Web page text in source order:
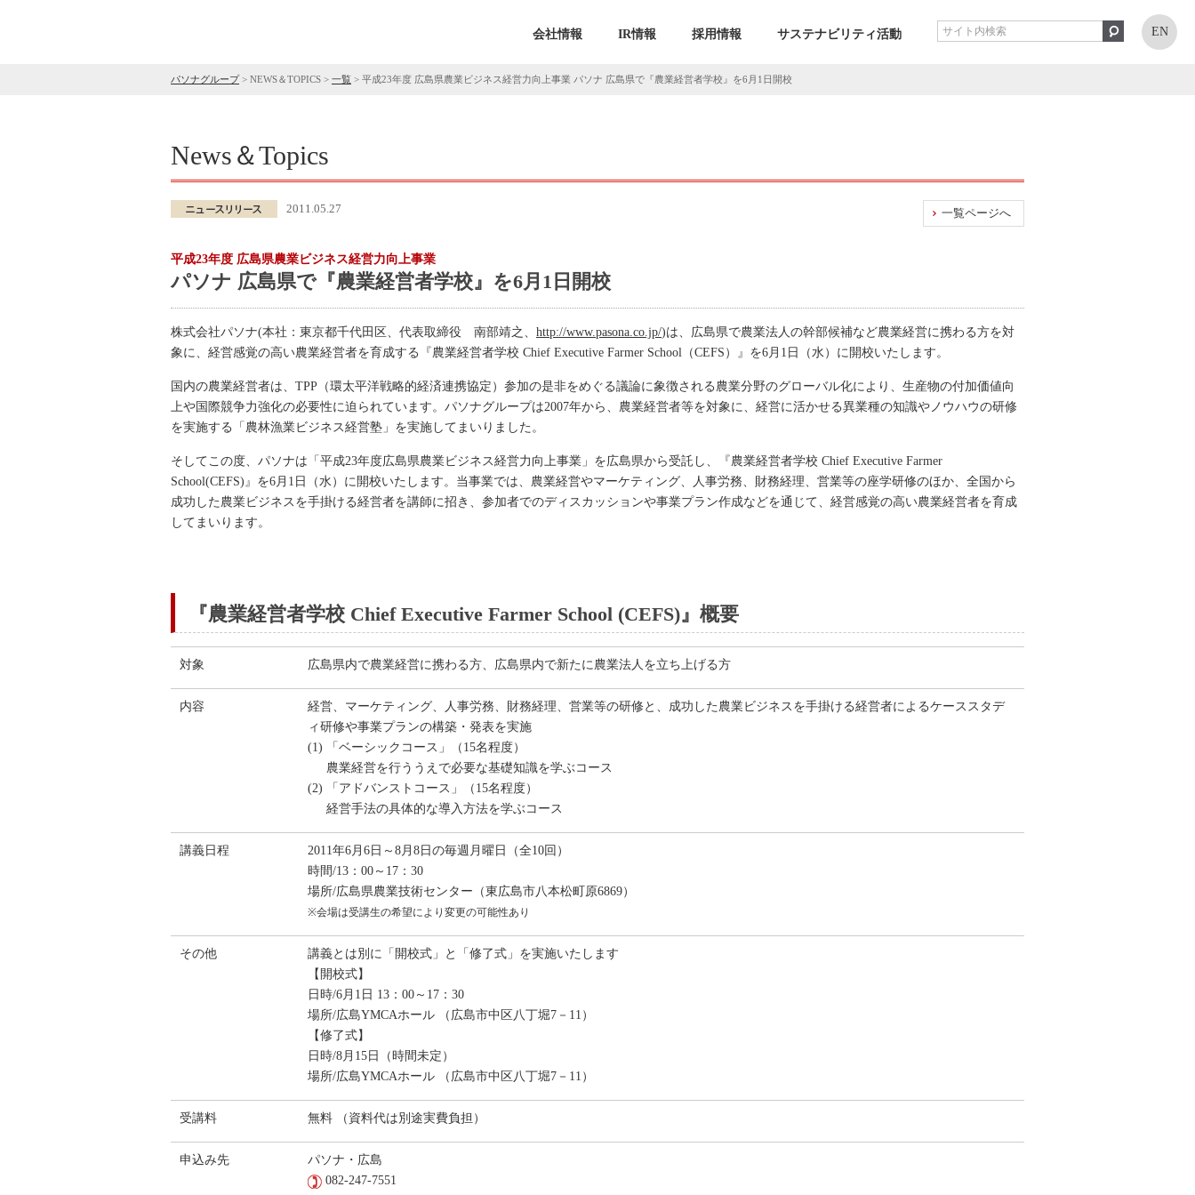
会社情報 IR情報 採用情報 サステナビリティ活動 EN
パソナグループ> NEWS＆TOPICS > 一覧 > 平成23年度 広島県農業ビジネス経営力向上事業 パソナ 広島県で『農業経営者学校』を6月1日開校
News＆Topics
一覧ページへ
2011.05.27
平成23年度 広島県農業ビジネス経営力向上事業
パソナ 広島県で『農業経営者学校』を6月1日開校
株式会社パソナ(本社：東京都千代田区、代表取締役 南部靖之、 http://www.pasona.co.jp/)は、広島県で農業法人の幹部候補など農業経営に携わる方を対
象に、経営感覚の高い農業経営者を育成する『農業経営者学校 Chief Executive Farmer School（CEFS）』を6月1日（水）に開校いたします。
国内の農業経営者は、TPP（環太平洋戦略的経済連携協定）参加の是非をめぐる議論に象徴される農業分野のグローバル化により、生産物の付加価値向
上や国際競争力強化の必要性に迫られています。パソナグループは2007年から、農業経営者等を対象に、経営に活かせる異業種の知識やノウハウの研修
を実施する「農林漁業ビジネス経営塾」を実施してまいりました。
そしてこの度、パソナは「平成23年度広島県農業ビジネス経営力向上事業」を広島県から受託し、『農業経営者学校 Chief Executive Farmer
School(CEFS)』を6月1日（水）に開校いたします。当事業では、農業経営やマーケティング、人事労務、財務経理、営業等の座学研修のほか、全国から
成功した農業ビジネスを手掛ける経営者を講師に招き、参加者でのディスカッションや事業プラン作成などを通じて、経営感覚の高い農業経営者を育成
してまいります。
『農業経営者学校 Chief Executive Farmer School (CEFS)』概要
対象 広島県内で農業経営に携わる方、広島県内で新たに農業法人を立ち上げる方
内容
経営、マーケティング、人事労務、財務経理、営業等の研修と、成功した農業ビジネスを手掛ける経営者によるケーススタデ
ィ研修や事業プランの構築・発表を実施
(1) 「ベーシックコース」（15名程度）
農業経営を行ううえで必要な基礎知識を学ぶコース
(2) 「アドバンストコース」（15名程度）
経営手法の具体的な導入方法を学ぶコース
講義日程
2011年6月6日～8月8日の毎週月曜日（全10回）
時間/13：00～17：30
場所/広島県農業技術センター（東広島市八本松町原6869）
※会場は受講生の希望により変更の可能性あり
その他
講義とは別に「開校式」と「修了式」を実施いたします
【開校式】
日時/6月1日 13：00～17：30
場所/広島YMCAホール （広島市中区八丁堀7－11）
【修了式】
日時/8月15日（時間未定）
場所/広島YMCAホール （広島市中区八丁堀7－11）
受講料 無料 （資料代は別途実費負担）
申込み先
パソナ・広島
082-247-7551